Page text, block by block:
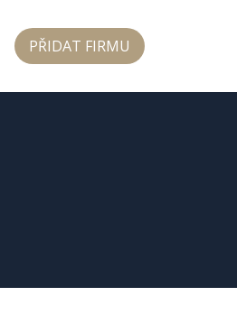
PŘIDAT FIRMU